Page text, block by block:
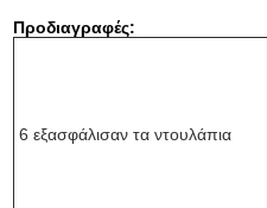
Προδιαγραφές:
6 εξασφάλισαν τα ντουλάπια